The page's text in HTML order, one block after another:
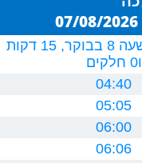
יום חמישי, בשעה 8 בבוקר, 15 דקות
ו0 חלקים
04:40
05:05
06:00
06:06